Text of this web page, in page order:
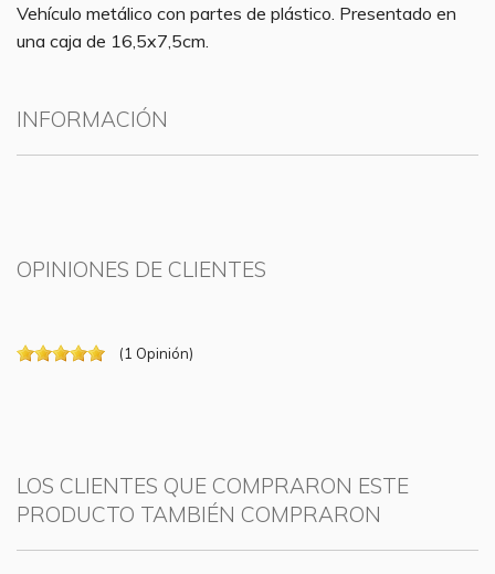
Vehículo metálico con partes de plástico. Presentado en
una caja de 16,5x7,5cm.
INFORMACIÓN
OPINIONES DE CLIENTES
(1 Opinión)
LOS CLIENTES QUE COMPRARON ESTE
PRODUCTO TAMBIÉN COMPRARON